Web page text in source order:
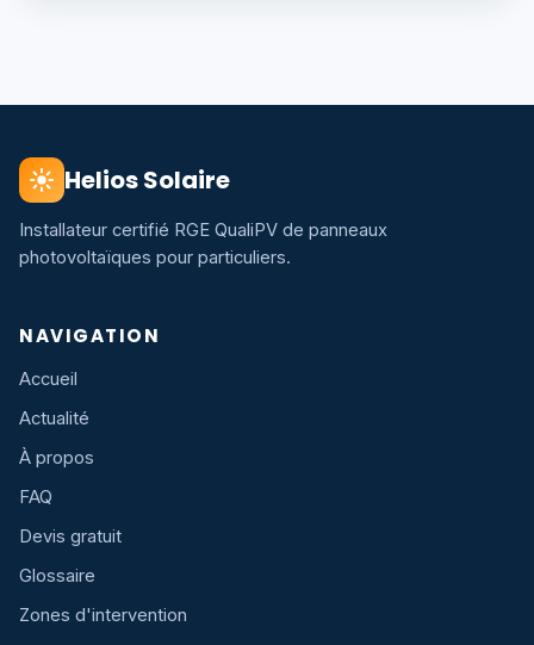
Helios Solaire
Installateur certifié RGE QualiPV de panneaux
photovoltaïques pour particuliers.
NAVIGATION
Accueil
Actualité
À propos
FAQ
Devis gratuit
Glossaire
Zones d'intervention